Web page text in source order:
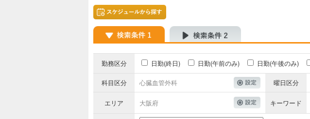
勤務区分 日勤(終日) 日勤(午前のみ) 日勤(午後のみ)
科目区分 心臓血管外科 曜日区分
エリア 大阪府 キーワード